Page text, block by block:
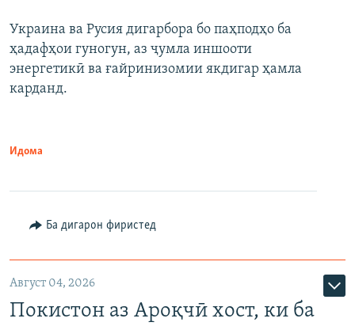
Украина ва Русия дигарбора бо паҳподҳо ба
ҳадафҳои гуногун, аз ҷумла иншооти
энергетикӣ ва ғайринизомии якдигар ҳамла
карданд.
Идома
Ба дигарон фиристед
Август 04, 2026
Покистон аз Ароқчӣ хост, ки ба